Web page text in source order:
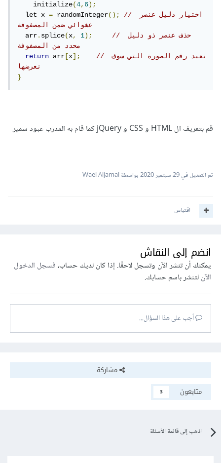
    initialize
(4,6);
  let x
= randomInteger();
// اختيار دليل عنصر
عشوائي ضمن المصفوفة
  arr
.splice(x, 1);
// حذف عنصر ذو دليل
محدد من المصفوفة
return arr [x];
// نعيد رقم الصورة التي سوف
نعرضها
}
قم بتعريف ال HTML و CSS و jQuery كما قام به المدرب عبود سمير
تم التعديل في29 سبتمبر 2020 بواسطة Wael Aljamal
اقتباس
انضم إلى النقاش
يمكنك أن تنشر الآن وتسجل لاحقًا. إذا كان لديك حساب،فسجل الدخول
الآنلتنشر باسم حسابك.
أجب على هذا السؤال...
مشاركة
متابعون
3
اذهب إلى قائمة الأسئلة